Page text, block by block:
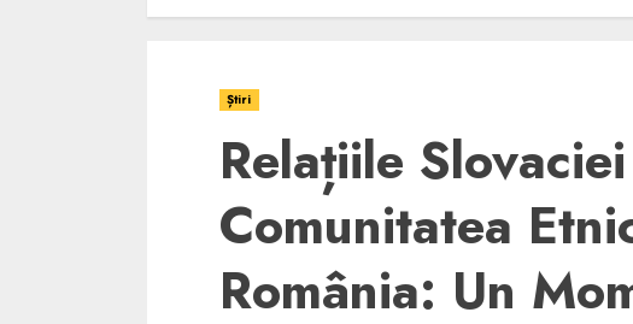
Știri
Relațiile
Comunitatea
România: Un